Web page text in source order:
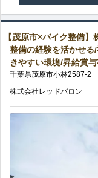
暇
有
の
で
き
る
環
境/
ロ
未
経
ケ
浦
市
×
バ
【茂原市×バイク整備
整備の経験を活かせる
きやすい環境/昇給賞
千葉県茂原市小林2587-2
株式会社レッドバロン